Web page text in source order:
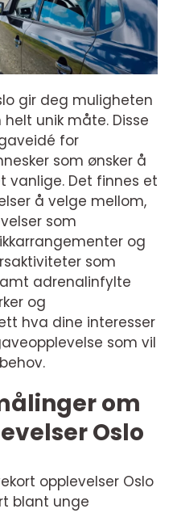
gir deg muligheten
unik måte. Disse
for
som ønsker å
vanlige. Det finnes et
å velge mellom,
som
og
som
adrenalinfylte
og
hva dine interesser
som vil
om
Oslo
opplevelser Oslo
blant unge